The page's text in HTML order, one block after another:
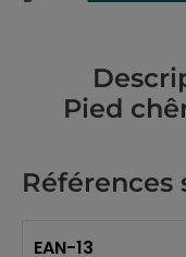
Pied
Références
EAN-13